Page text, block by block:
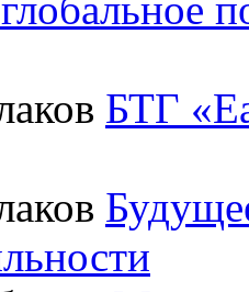
БТГ